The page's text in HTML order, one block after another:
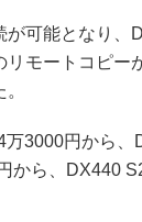
可能となり、
モートコピー
3000円から、
から、DX440